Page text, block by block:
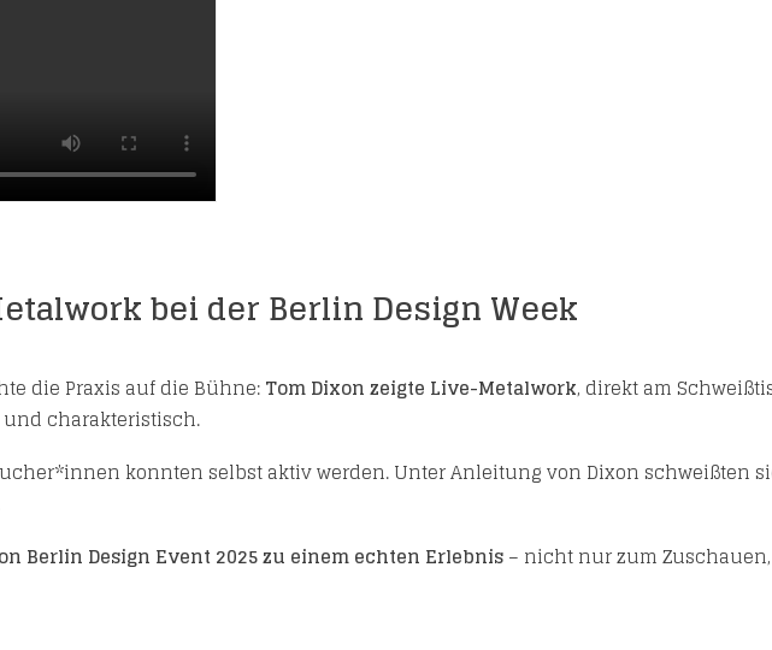
bei der Berlin Design Week
die Praxis auf die Bühne:Tom Dixon zeigte Live-Metalwork, direkt am
charakteristisch.
konnten selbst aktiv werden. Unter Anleitung von Dixon schweißten
Berlin Design Event 2025 zu einem echten Erlebnis– nicht nur zum